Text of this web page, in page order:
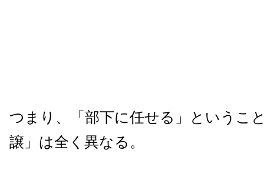
つまり、「部下に任せる」というこ
譲」は全く異なる。